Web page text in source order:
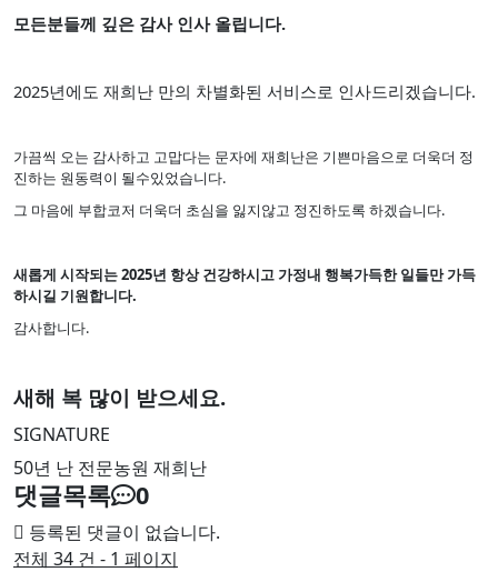
모든분들께 깊은 감사 인사 올립니다.
2025년에도 재희난 만의 차별화된 서비스로 인사드리겠습니다.
가끔씩 오는 감사하고 고맙다는 문자에 재희난은 기쁜마음으로 더욱더 정
진하는 원동력이 될수있었습니다.
그 마음에 부합코저 더욱더 초심을 잃지않고 정진하도록 하겠습니다.
새롭게 시작되는 2025년 항상 건강하시고 가정내 행복가득한 일들만 가득
하시길 기원합니다.
감사합니다.
새해 복 많이 받으세요.
SIGNATURE
50년 난 전문농원 재희난
댓글목록 0
등록된 댓글이 없습니다.
전체 34 건 - 1 페이지